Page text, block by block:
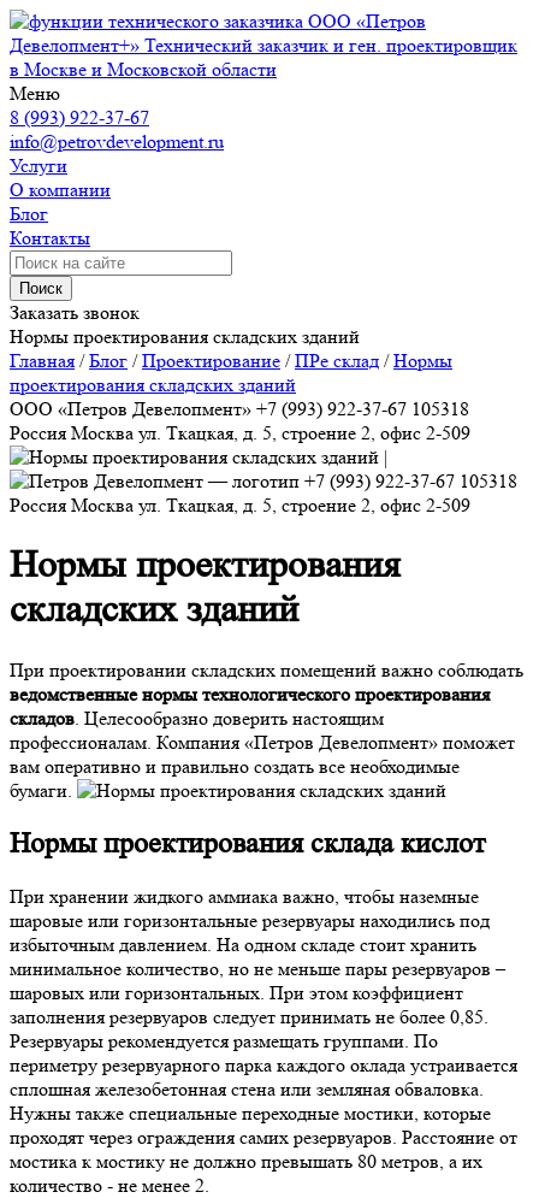
ООО «Петров
Девелопмент+» Технический заказчик и ген. проектировщик
в Москве и Московской области
Меню
8 (993) 922-37-67
info@petrovdevelopment.ru
Услуги
О компании
Блог
Контакты
Поиск
Заказать звонок
Нормы проектирования складских зданий
Главная /Блог /Проектирование /ПРе склад /Нормы
проектирования складских зданий
ООО «Петров Девелопмент» +7 (993) 922-37-67 105318
Россия Москва ул. Ткацкая, д. 5, строение 2, офис 2-509
+7 (993) 922-37-67 105318
Россия Москва ул. Ткацкая, д. 5, строение 2, офис 2-509
Нормы проектирования
складских зданий
При проектировании складских помещений важно соблюдать
ведомственные нормы технологического проектирования
складов. Целесообразно доверить настоящим
профессионалам. Компания «Петров Девелопмент» поможет
вам оперативно и правильно создать все необходимые
бумаги.
Нормы проектирования склада кислот
При хранении жидкого аммиака важно, чтобы наземные
шаровые или горизонтальные резервуары находились под
избыточным давлением. На одном складе стоит хранить
минимальное количество, но не меньше пары резервуаров –
шаровых или горизонтальных. При этом коэффициент
заполнения резервуаров следует принимать не более 0,85.
Резервуары рекомендуется размещать группами. По
периметру резервуарного парка каждого оклада устраивается
сплошная железобетонная стена или земляная обваловка.
Нужны также специальные переходные мостики, которые
проходят через ограждения самих резервуаров. Расстояние от
мостика к мостику не должно превышать 80 метров, а их
количество - не менее 2.